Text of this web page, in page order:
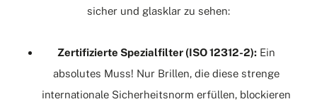
sicher und glasklar zu sehen:
Zertifizierte Spezialfilter (ISO 12312-2):Ein
absolutes Muss! Nur Brillen, die diese strenge
internationale Sicherheitsnorm erfüllen, blockieren